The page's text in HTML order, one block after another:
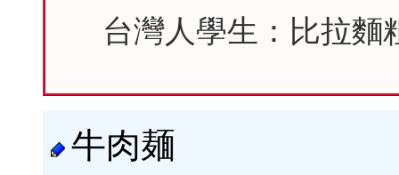
台灣人學生：比拉麵
牛肉麺